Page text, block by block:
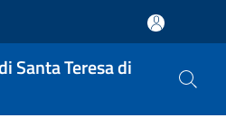
Santa Teresa di